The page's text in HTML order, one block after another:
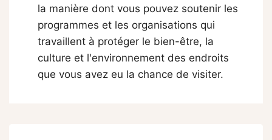
la manière dont vous pouvez soutenir les
programmes et les organisations qui
travaillent à protéger le bien-être, la
culture et l'environnement des endroits
que vous avez eu la chance de visiter.